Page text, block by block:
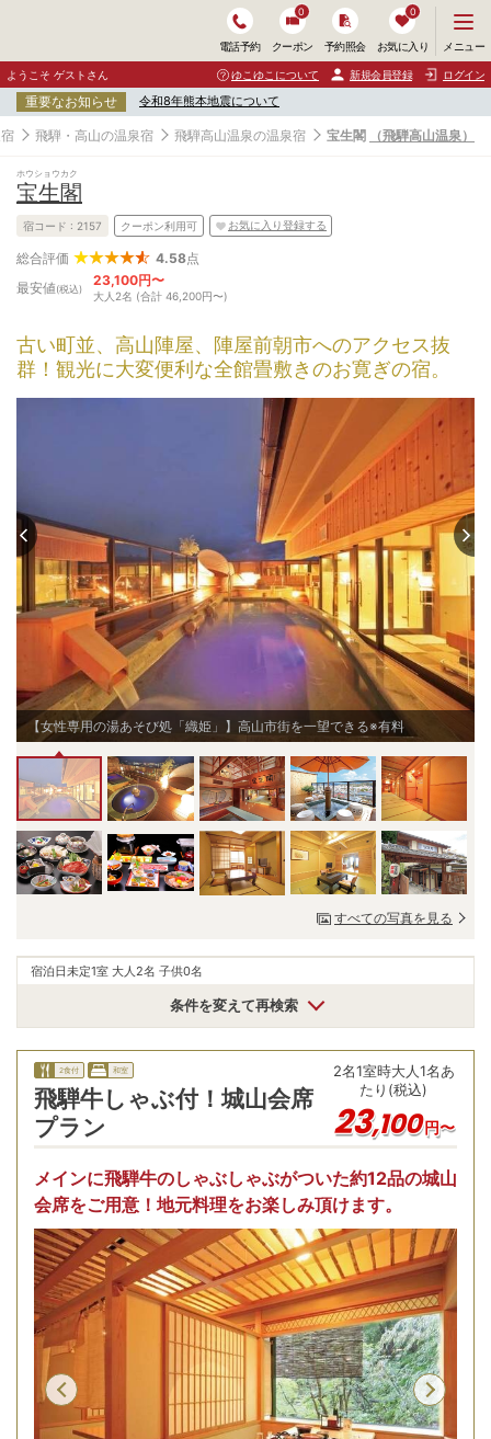
電話予約 クーポン
0
予約照会 お気に入り
0
ニ
ュ
ー
開
く
メニュー
ようこそ ゲストさん ゆこゆこについて 新規会員登録 ログイン
重要なお知らせ 令和8年熊本地震について
飛騨・高山の温泉宿 飛騨高山温泉の温泉宿 宝生閣 （飛騨高山温泉）
ホウショウカク
宝生閣
宿コード : 2157 クーポン利用可 お気に入り登録する
総合評価 4.58点
最安値(税込)
23,100円〜
大人2名 (合計 46,200円〜)
古い町並、高山陣屋、陣屋前朝市へのアクセス抜
群！観光に大変便利な全館畳敷きのお寛ぎの宿。
【女性専用の湯あそび処「織姫」】高山市街を一望できる※有料
すべての写真を見る
宿泊日未定1室 大人2名 子供0名
条件を変えて再検索
2食付 和室
飛騨牛しゃぶ付！城山会席
プラン
2名1室時大人1名あ
たり(税込)
23,100 円〜
メインに飛騨牛のしゃぶしゃぶがついた約12品の城山
会席をご用意！地元料理をお楽しみ頂けます。